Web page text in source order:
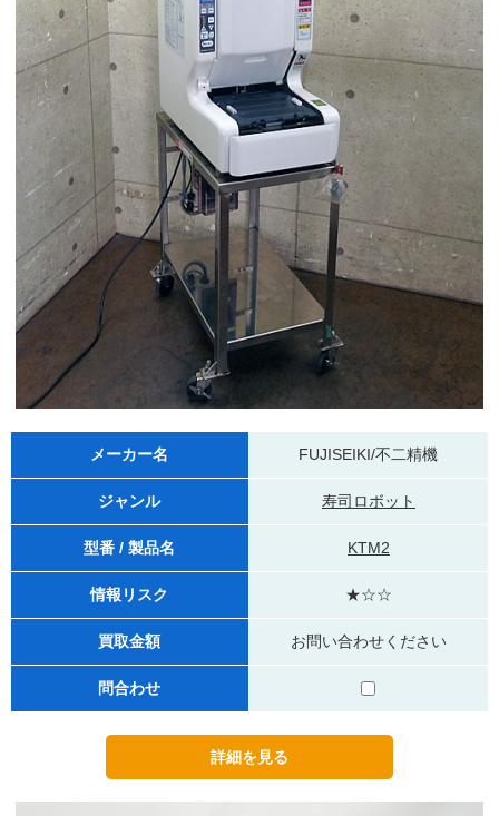
メーカー名 FUJISEIKI/不二精機
ジャンル 寿司ロボット
型番 / 製品名 KTM2
情報リスク ★☆☆
買取金額 お問い合わせください
問合わせ